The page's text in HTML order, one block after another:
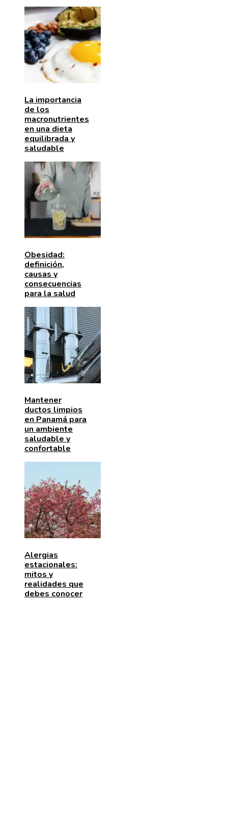
La importancia
de los
macronutrientes
en una dieta
equilibrada y
saludable
Obesidad:
definición,
causas y
consecuencias
para la salud
Mantener
ductos limpios
en Panamá para
un ambiente
saludable y
confortable
Alergias
estacionales:
mitos y
realidades que
debes conocer